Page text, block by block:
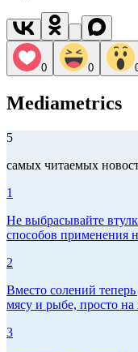
0 0
Mediametrics
5
самых читаемых
1
Не выбрасывайте
способов применения
2
Вместо солений
мясу и рыбе, просто на
3